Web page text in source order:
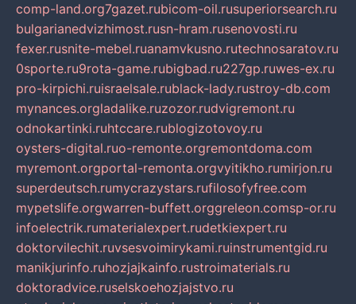
comp-land.org7gazet.rubicom-oil.rusuperiorsearch.ru
bulgarianedvizhimost.rusn-hram.rusenovosti.ru
fexer.rusnite-mebel.ruanamvkusno.rutechnosaratov.ru
0sporte.ru9rota-game.rubigbad.ru227gp.ruwes-ex.ru
pro-kirpichi.ruisraelsale.rublack-lady.rustroy-db.com
mynances.orgladalike.ruzozor.rudvigremont.ru
odnokartinki.ruhtccare.rublogizotovoy.ru
oysters-digital.ruo-remonte.orgremontdoma.com
myremont.orgportal-remonta.orgvyitikho.rumirjon.ru
superdeutsch.rumycrazystars.rufilosofyfree.com
mypetslife.orgwarren-buffett.orggreleon.comsp-or.ru
infoelectrik.rumaterialexpert.rudetkiexpert.ru
doktorvilechit.ruvsesvoimirykami.ruinstrumentgid.ru
manikjurinfo.ruhozjajkainfo.rustroimaterials.ru
doktoradvice.ruselskoehozjajstvo.ru